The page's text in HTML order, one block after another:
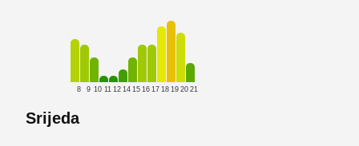
8 9 10 11 12 14 15 16 17 18 19 20 21
Srijeda